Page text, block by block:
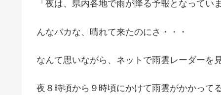
「夜は、県内各地で雨が降る予報となってい
んなバカな、晴れて来たのにさ・・・
なんて思いながら、ネットで雨雲レーダーを
夜８時頃から９時頃にかけて雨雲がかかって